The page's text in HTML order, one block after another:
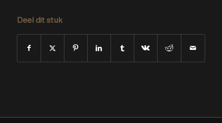
Deel dit stuk